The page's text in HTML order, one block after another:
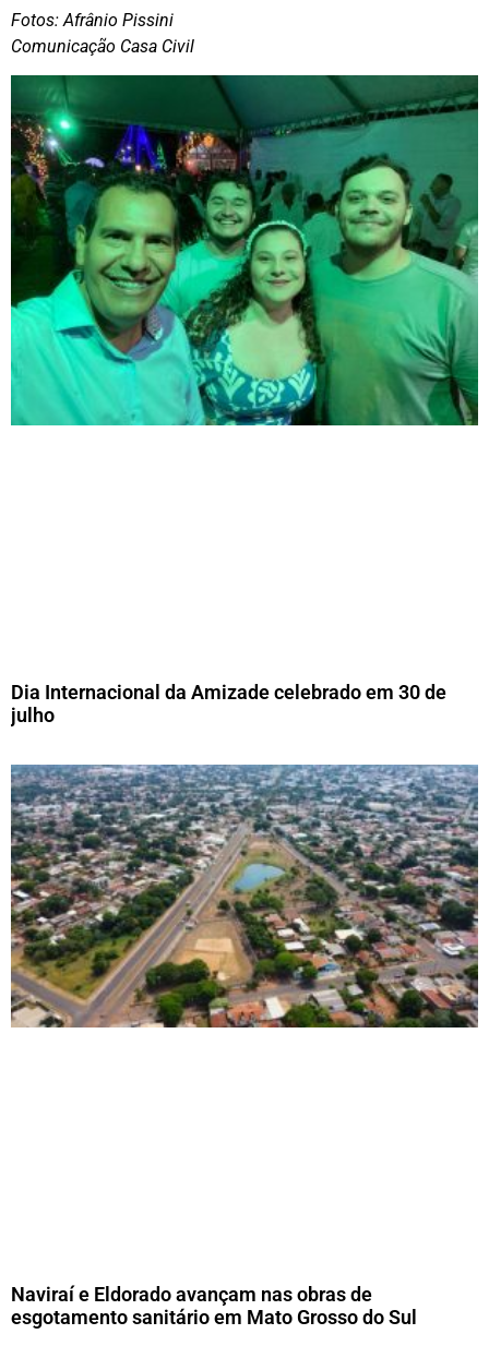
Fotos: Afrânio Pissini
Comunicação Casa Civil
Dia Internacional da Amizade celebrado em 30 de
julho
Naviraí e Eldorado avançam nas obras de
esgotamento sanitário em Mato Grosso do Sul